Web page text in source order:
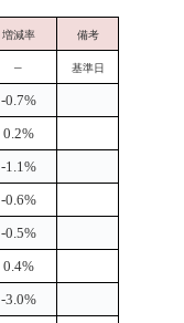
増減率 備考
– 基準日
-0.7%
0.2%
-1.1%
-0.6%
-0.5%
0.4%
-3.0%